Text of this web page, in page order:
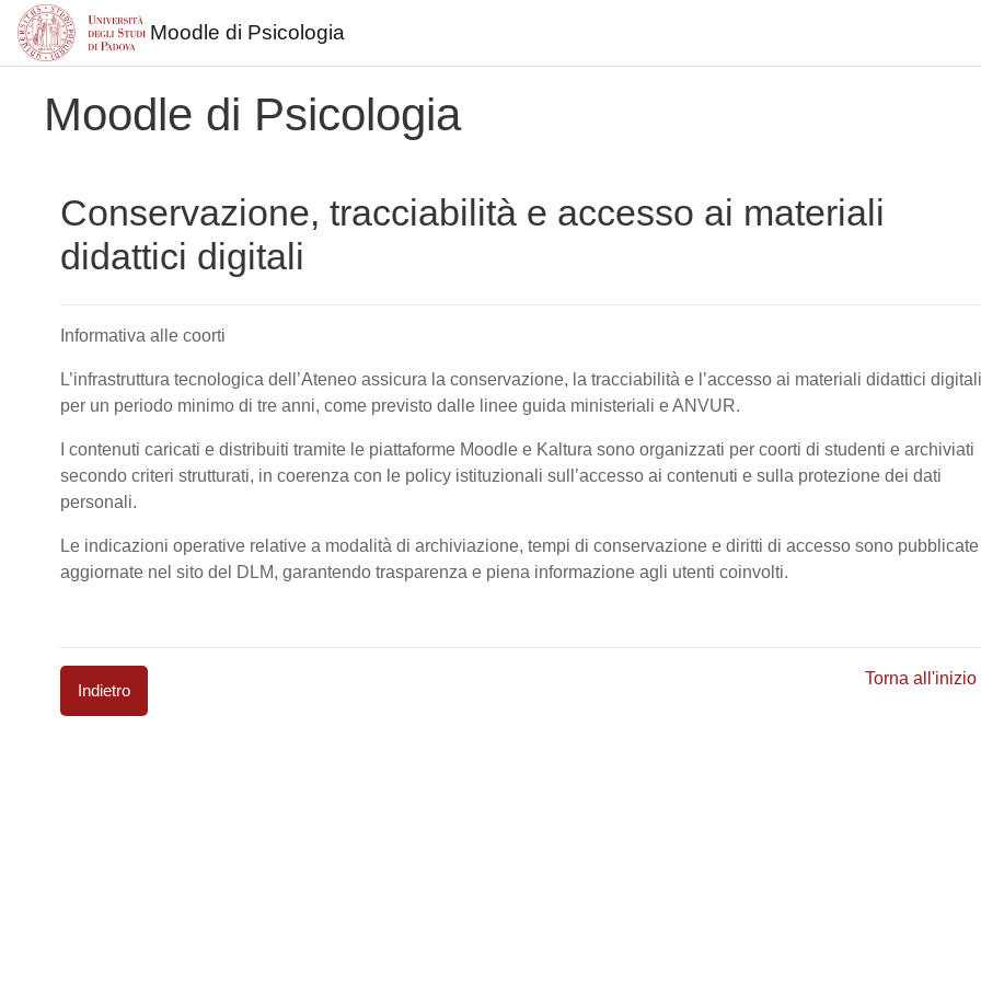
Moodle di Psicologia
Moodle di Psicologia
Conservazione, tracciabilità e accesso ai materiali
didattici digitali
Informativa alle coorti
L’infrastruttura tecnologica dell’Ateneo assicura la conservazione, la tracciabilità e l’accesso ai materiali didattici digitali
per un periodo minimo di tre anni, come previsto dalle linee guida ministeriali e ANVUR.
I contenuti caricati e distribuiti tramite le piattaforme Moodle e Kaltura sono organizzati per coorti di studenti e archiviati
secondo criteri strutturati, in coerenza con le policy istituzionali sull’accesso ai contenuti e sulla protezione dei dati
personali.
Le indicazioni operative relative a modalità di archiviazione, tempi di conservazione e diritti di accesso sono
aggiornate nel sito del DLM, garantendo trasparenza e piena informazione agli utenti coinvolti.
Indietro
Torna all'inizio